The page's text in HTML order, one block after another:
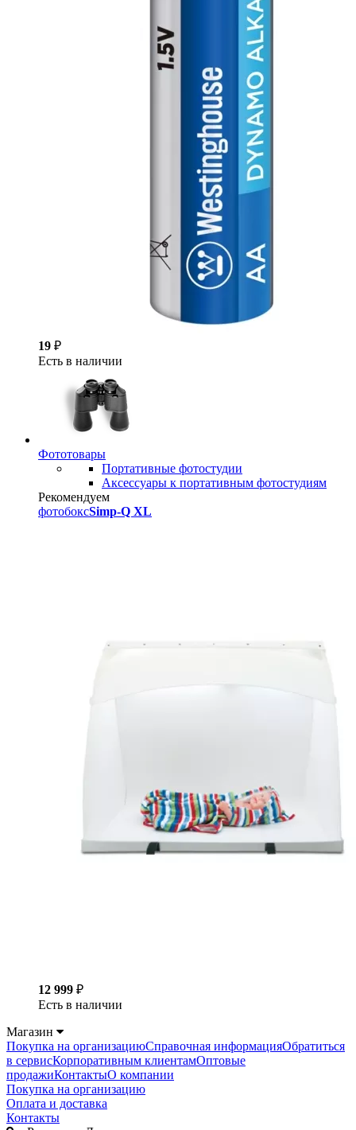
19 ₽
Есть в наличии
Фототовары
Портативные фотостудии
Аксессуары к портативным фотостудиям
Рекомендуем
фотобоксSimp-Q XL
12 999 ₽
Есть в наличии
Магазин
Покупка на организациюСправочная информацияОбратиться
в сервисКорпоративным клиентамОптовые
продажиКонтактыО компании
Покупка на организацию
Оплата и доставка
Контакты